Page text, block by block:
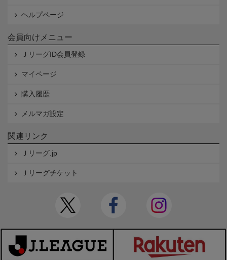
ヘルプページ
会員向けメニュー
ＪリーグID会員登録
マイページ
購入履歴
メルマガ設定
関連リンク
Ｊリーグ.jp
Ｊリーグチケット